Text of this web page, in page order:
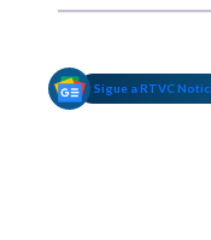
Sigue a RTVC